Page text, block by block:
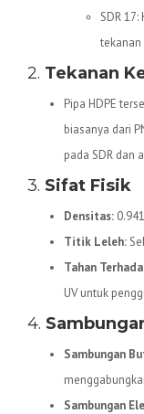
SDR
tekanan
2. Tekanan
Pipa HDPE
biasanya dari
pada SDR dan
3. Sifat Fisik
Densitas:
Titik Leleh:
Tahan
UV untuk
4.
Sambungan
Sambungan